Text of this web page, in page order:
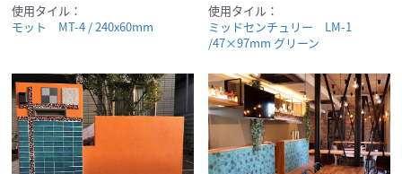
使用タイル：
モット MT-4 / 240x60mm
使用タイル：
ミッドセンチュリー LM-1
/47×97mm グリーン